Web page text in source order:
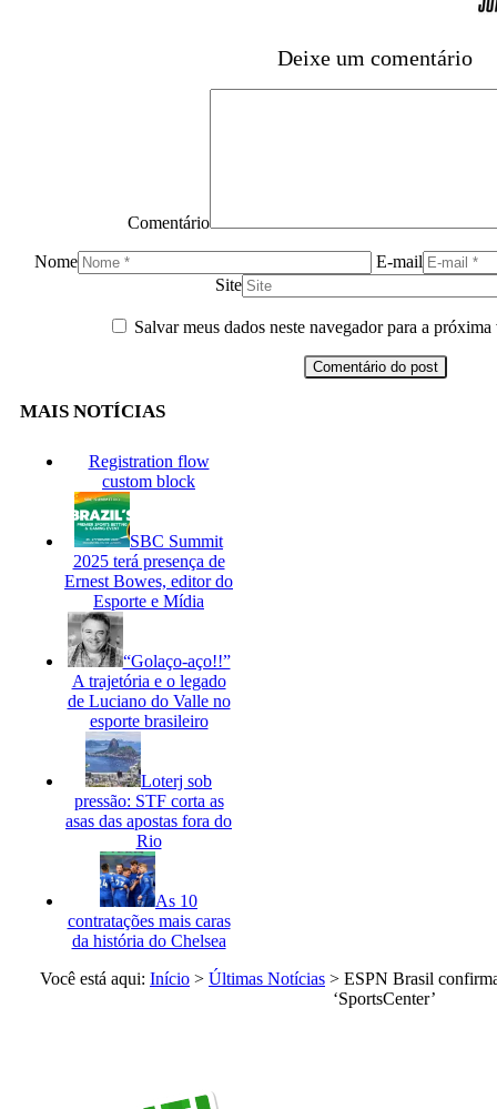
Deixe um comentário
Comentário
Nome
E-mail
Site
Salvar meus dados neste navegador para a
MAIS NOTÍCIAS
Registration flow
custom block
SBC Summit
2025 terá presença de
Ernest Bowes, editor do
Esporte e Mídia
“Golaço-aço!!”
A trajetória e o legado
de Luciano do Valle no
esporte brasileiro
Loterj sob
pressão: STF corta as
asas das apostas fora do
Rio
As 10
contratações mais caras
da história do Chelsea
Você está aqui: Início > Últimas Notícias > ESPN Brasil
‘SportsCenter’